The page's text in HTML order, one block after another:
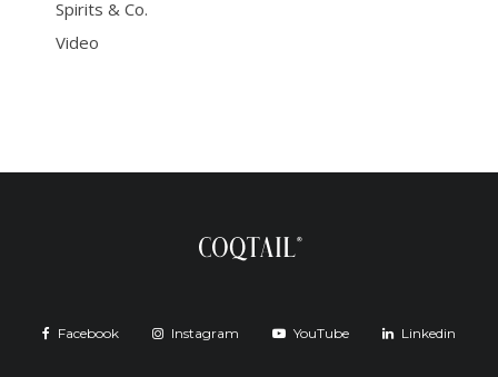
Spirits & Co.
Video
Facebook Instagram YouTube Linkedin